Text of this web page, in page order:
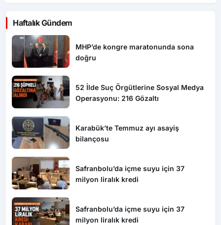
Haftalık Gündem
MHP’de kongre maratonunda sona
doğru
52 İlde Suç Örgütlerine Sosyal Medya
Operasyonu: 216 Gözaltı
Karabük’te Temmuz ayı asayiş
bilançosu
Safranbolu’da içme suyu için 37
milyon liralık kredi
Safranbolu’da içme suyu için 37
milyon liralık kredi